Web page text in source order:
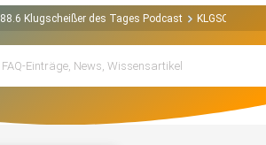
88.6 Klugscheißer des Tages Podcast KLGSCH -